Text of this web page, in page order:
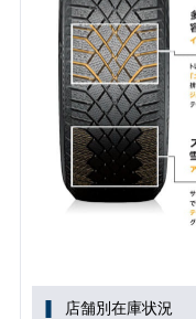
店舗別在庫状況